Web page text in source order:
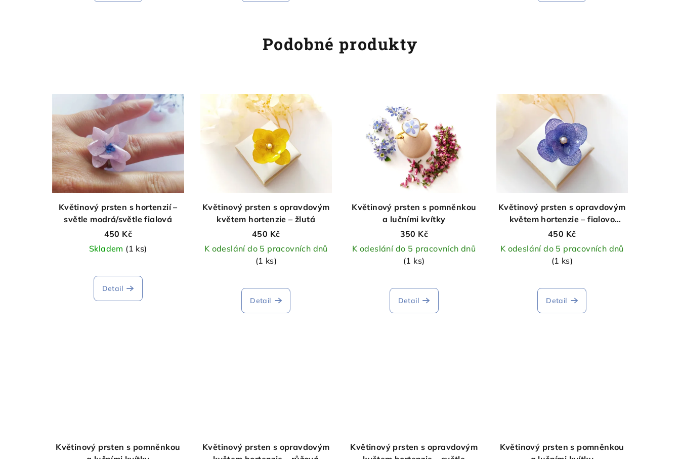
Podobné produkty
Květinový prsten s hortenzií –
světle modrá/světle fialová
450 Kč
Skladem (1 ks)
Detail
Květinový prsten s opravdovým
květem hortenzie – žlutá
450 Kč
K odeslání do 5 pracovních dnů
(1 ks)
Detail
Květinový prsten s pomněnkou
a lučními kvítky
350 Kč
K odeslání do 5 pracovních dnů
(1 ks)
Detail
Květinový prsten s opravdovým
květem hortenzie – fialovo
modrá
450 Kč
K odeslání do 5 pracovních dnů
(1 ks)
Detail
Květinový prsten s pomněnkou
Květinový prsten s opravdovým
Květinový prsten s opravdovým
Květinový prsten s pomněnkou